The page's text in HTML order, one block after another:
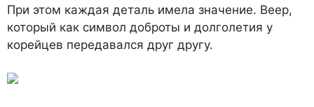
При этом каждая деталь имела значение. Веер,
который как символ доброты и долголетия у
корейцев передавался друг другу.